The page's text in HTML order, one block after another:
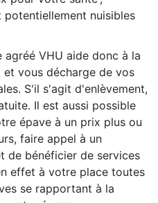
potentiellement nuisibles
VHU aide donc à la
vous décharge de vos
S'il s'agit d'enlèvement,
Il est aussi possible
épave à un prix plus ou
faire appel à un
de bénéficier de services
effet à votre place toutes
se rapportant à la